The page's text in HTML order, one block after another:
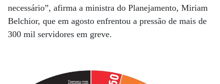
necessário”, afirma a ministra do Planejamento, Miriam
Belchior, que em agosto enfrentou a pressão de mais de
300 mil servidores em greve.